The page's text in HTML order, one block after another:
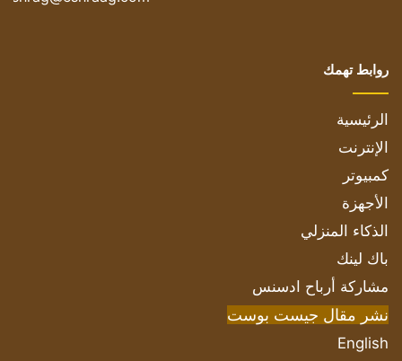
روابط تهمك
الرئيسية
الإنترنت
كمبيوتر
الأجهزة
الذكاء المنزلي
باك لينك
مشاركة أرباح ادسنس
نشر مقال جيست بوست
English